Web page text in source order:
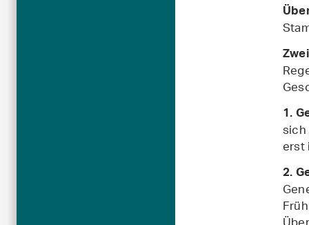
1.
erst
2.